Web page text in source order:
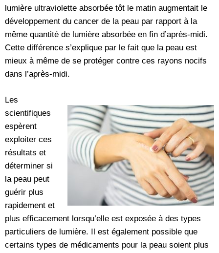
lumière ultraviolette absorbée tôt le matin augmentait le
développement du cancer de la peau par rapport à la
même quantité de lumière absorbée en fin d’après-midi.
Cette différence s’explique par le fait que la peau est
mieux à même de se protéger contre ces rayons nocifs
dans l’après-midi.
Les
scientifiques
espèrent
exploiter ces
résultats et
déterminer si
la peau peut
guérir plus
rapidement et
plus efficacement lorsqu’elle est exposée à des types
particuliers de lumière. Il est également possible que
certains types de médicaments pour la peau soient plus